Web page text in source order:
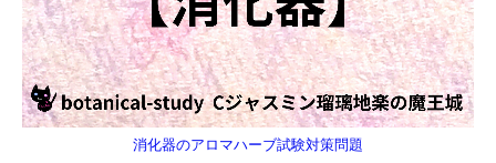
消化器のアロマハーブ試験対策問題